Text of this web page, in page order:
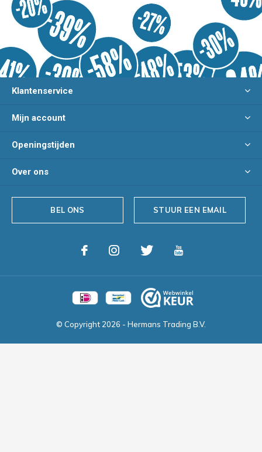
Klantenservice
Mijn account
Openingstijden
Over ons
BEL ONS STUUR EEN EMAIL
© Copyright 2026 - Hermans Trading B.V.